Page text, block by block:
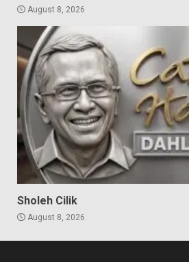
August 8, 2026
Sholeh Cilik
August 8, 2026